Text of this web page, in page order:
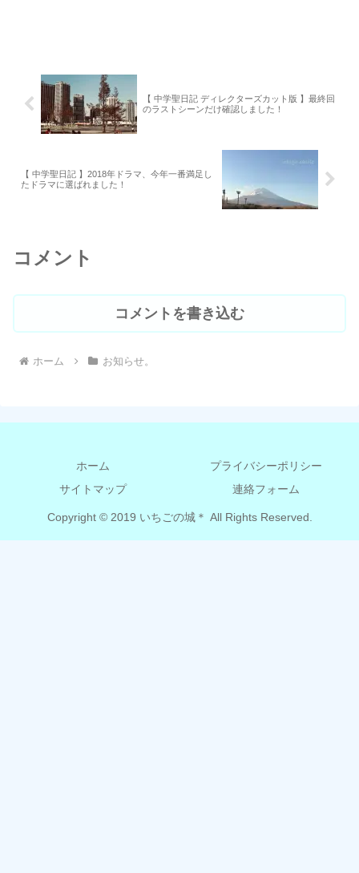
【 中学聖日記 ディレクターズカット版 】最終回
のラストシーンだけ確認しました！
【 中学聖日記 】2018年ドラマ、今年一番満足し
たドラマに選ばれました！
コメント
コメントを書き込む
ホーム お知らせ。
ホーム
プライバシーポリシー
サイトマップ
連絡フォーム
Copyright © 2019 いちごの城＊ All Rights Reserved.